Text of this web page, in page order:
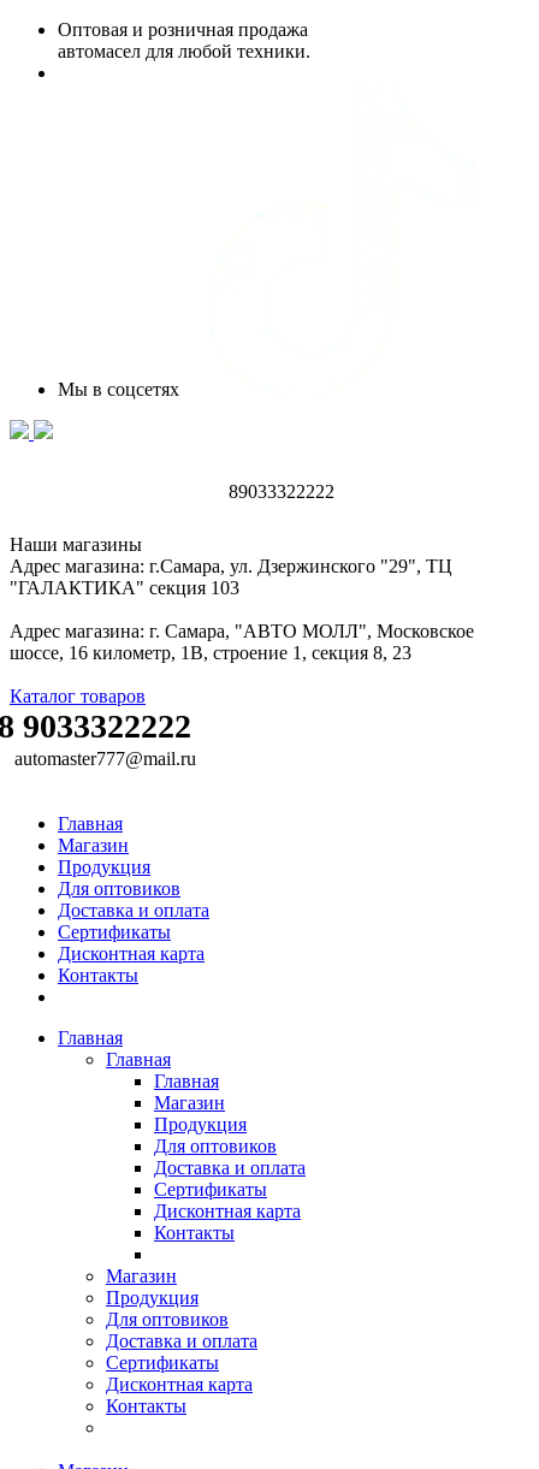
Оптовая и розничная продажа
автомасел для любой техники.
Мы в соцсетях
89033322222
Наши магазины
Адрес магазина: г.Самара, ул. Дзержинского "29", ТЦ
"ГАЛАКТИКА" секция 103
Адрес магазина: г. Самара, "АВТО МОЛЛ", Московское
шоссе, 16 километр, 1В, строение 1, секция 8, 23
Каталог товаров
9033322222
automaster777@mail.ru
Главная
Магазин
Продукция
Для оптовиков
Доставка и оплата
Сертификаты
Дисконтная карта
Контакты
Главная
Главная
Главная
Магазин
Продукция
Для оптовиков
Доставка и оплата
Сертификаты
Дисконтная карта
Контакты
Магазин
Продукция
Для оптовиков
Доставка и оплата
Сертификаты
Дисконтная карта
Контакты